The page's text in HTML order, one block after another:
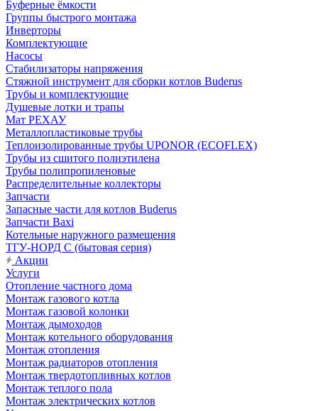
Буферные ёмкости
Группы быстрого монтажа
Инверторы
Комплектующие
Насосы
Стабилизаторы напряжения
Стяжной инструмент для сборки котлов Buderus
Трубы и комплектующие
Душевые лотки и трапы
Мат РЕХАУ
Металлопластиковые трубы
Теплоизолированные трубы UPONOR (ECOFLEX)
Трубы из сшитого полиэтилена
Трубы полипропиленовые
Распределительные коллекторы
Запчасти
Запасные части для котлов Buderus
Запчасти Baxi
Котельные наружного размещения
ТГУ-НОРД С (бытовая серия)
Акции
Услуги
Отопление частного дома
Монтаж газового котла
Монтаж газовой колонки
Монтаж дымоходов
Монтаж котельного оборудования
Монтаж отопления
Монтаж радиаторов отопления
Монтаж твердотопливных котлов
Монтаж теплого пола
Монтаж электрических котлов